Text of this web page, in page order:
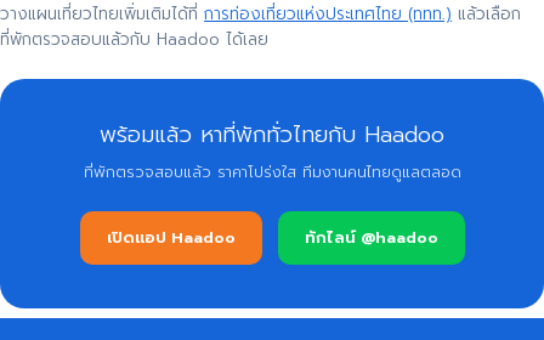
วางแผนเที่ยวไทยเพิ่มเติมได้ที่ การท่องเที่ยวแห่งประเทศไทย (ททท.) แล้วเลือก
ที่พักตรวจสอบแล้วกับ Haadoo ได้เลย
พร้อมแล้ว หาที่พักทั่วไทยกับ Haadoo
ที่พักตรวจสอบแล้ว ราคาโปร่งใส ทีมงานคนไทยดูแลตลอด
เปิดแอป Haadoo ทักไลน์ @haadoo